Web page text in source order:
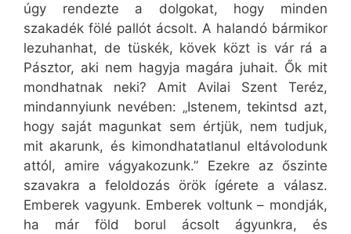
úgy rendezte a dolgokat, hogy minden
szakadék fölé pallót ácsolt. A halandó bármikor
lezuhanhat, de tüskék, kövek közt is vár rá a
Pásztor, aki nem hagyja magára juhait. Ők mit
mondhatnak neki? Amit Avilai Szent Teréz,
mindannyiunk nevében: „Istenem, tekintsd azt,
hogy saját magunkat sem értjük, nem tudjuk,
mit akarunk, és kimondhatatlanul eltávolodunk
attól, amire vágyakozunk.” Ezekre az őszinte
szavakra a feloldozás örök ígérete a válasz.
Emberek vagyunk. Emberek voltunk – mondják,
ha már föld borul ácsolt ágyunkra, és